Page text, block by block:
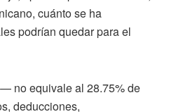
cuánto se ha
podrían quedar para el
no equivale al 28.75% de
deducciones,